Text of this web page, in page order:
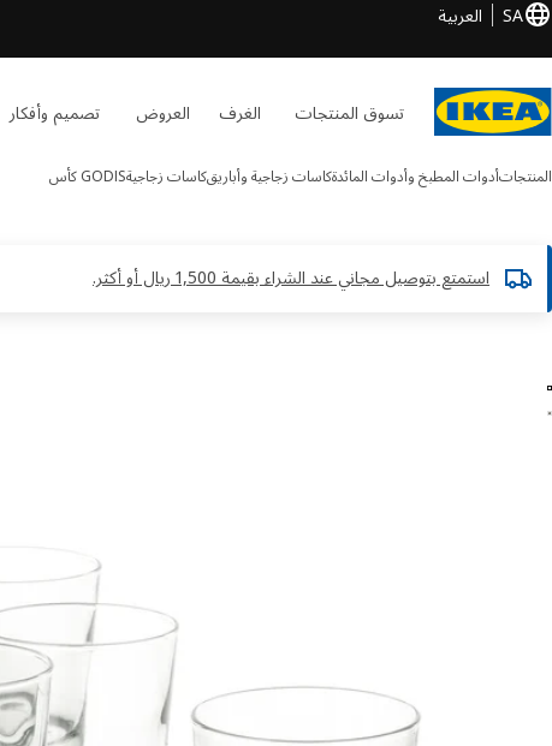
SA العربية
تسوق المنتجات الغرف العروض تصميم وأفكار
المنتجاتأدوات المطبخ وأدوات المائدةكاسات زجاجية وأباريقكاسات زجاجيةGODIS كأس
استمتع بتوصيل مجاني عند الشراء بقيمة 1,500 ريال أو أكثر.​
2 GODIS الصور الصور